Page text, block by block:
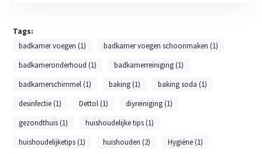
Tags:
badkamer voegen (1)
badkamer voegen schoonmaken (1)
badkameronderhoud (1)
badkamerreiniging (1)
badkamerschimmel (1)
baking (1)
baking soda (1)
desinfectie (1)
Dettol (1)
diyreiniging (1)
gezondthuis (1)
huishoudelijke tips (1)
huishoudelijketips (1)
huishouden (2)
Hygiëne (1)